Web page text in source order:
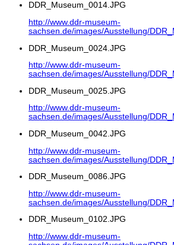
DDR_Museum_0014.JPG
http://www.ddr-museum-
sachsen.de/images/Ausstellung/
DDR_Museum_0024.JPG
http://www.ddr-museum-
sachsen.de/images/Ausstellung/
DDR_Museum_0025.JPG
http://www.ddr-museum-
sachsen.de/images/Ausstellung/
DDR_Museum_0042.JPG
http://www.ddr-museum-
sachsen.de/images/Ausstellung/
DDR_Museum_0086.JPG
http://www.ddr-museum-
sachsen.de/images/Ausstellung/
DDR_Museum_0102.JPG
http://www.ddr-museum-